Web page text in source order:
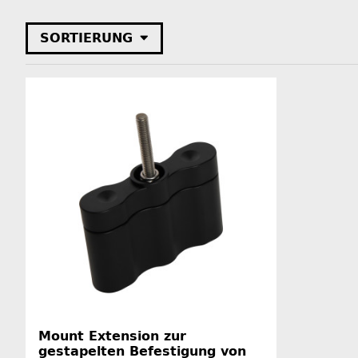
SORTIERUNG
Mount Extension zur
gestapelten Befestigung von